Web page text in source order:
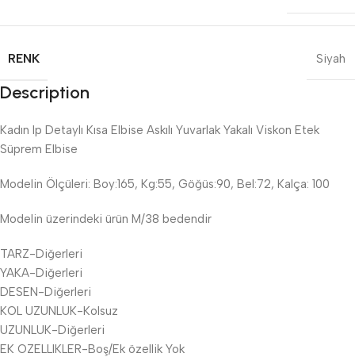
RENK Siyah
Description
Kadın Ip Detaylı Kısa Elbise Askılı Yuvarlak Yakalı Viskon Etek
Süprem Elbise
Modelin Ölçüleri: Boy:165, Kg:55, Göğüs:90, Bel:72, Kalça: 100
Modelin üzerindeki ürün M/38 bedendir
TARZ-Diğerleri
YAKA-Diğerleri
DESEN-Diğerleri
KOL UZUNLUK-Kolsuz
UZUNLUK-Diğerleri
EK OZELLIKLER-Boş/Ek özellik Yok